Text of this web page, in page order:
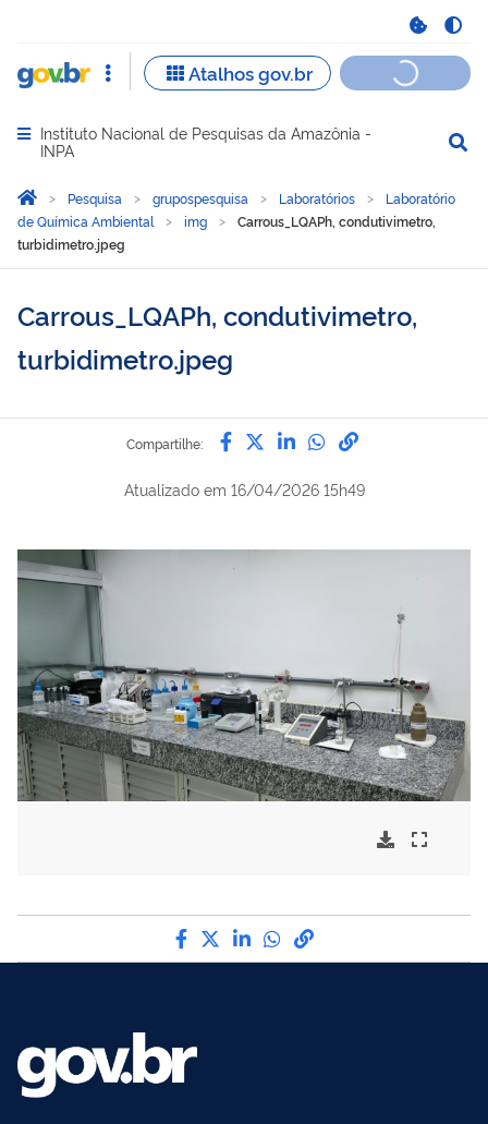
Abrir menu principal de navegação
Instituto Nacional de Pesquisas da Amazônia -
INPA
Você está aqui:
Página Inicial
Pesquisa grupospesquisa Laboratórios
Laboratório
de Química Ambiental
img
Carrous_LQAPh, condutivimetro,
turbidimetro.jpeg
Carrous_LQAPh, condutivimetro,
turbidimetro.jpeg
Compartilhe: Compartilhe por Facebook
Compartilhe por Twitter
Compartilhe por
Compartilhe
link para
Atualizado em 16/04/2026 15h49
Compartilhe por Facebook
Compartilhe por Twitter
Compartilhe por
Compartilhe por
link para Copiar